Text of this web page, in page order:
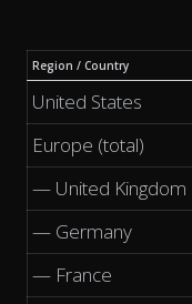
Region / Country
United States
Europe (total)
— United Kingdom
— Germany
— France